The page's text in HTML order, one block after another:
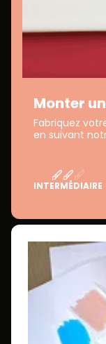
Monter
Fabriquez
en suivant
INTERMÉDIAIRE